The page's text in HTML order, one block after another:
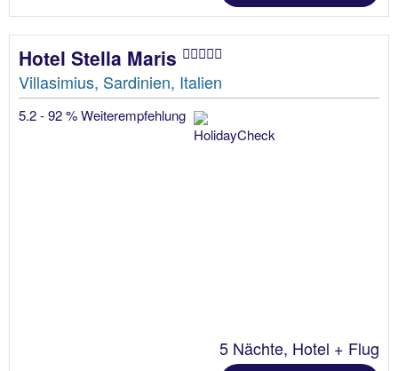
Hotel Stella Maris
Villasimius, Sardinien, Italien
5.2 - 92 % Weiterempfehlung
5 Nächte, Hotel + Flug